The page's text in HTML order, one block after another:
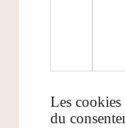
Les cookies
du